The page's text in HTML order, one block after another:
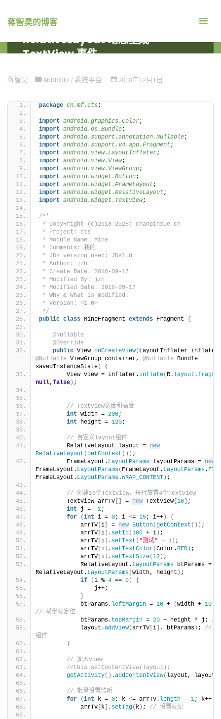
蒋智昊的博客
Android Fragment
RelativeLayout 动态生成
TextView 事件
RELATIVELAYOUT 动态生成TEXTVIEW 事件
蒋智昊 ANDROID / 系统平台 2018年12月1日
package cn.mf.cts;
import android.graphics.Color;
import android.os.Bundle;
import android.support.annotation.Nullable;
import android.support.v4.app.Fragment;
import android.view.LayoutInflater;
import android.view.View;
import android.view.ViewGroup;
import android.widget.Button;
import android.widget.FrameLayout;
import android.widget.RelativeLayout;
import android.widget.TextView;
/**
* CopyRright (c)2018-2028: chanpinxue.cn
* Project: cts
* Module Name: Mine
* Comments: 我的
* JDK version used: JDK1.8
* Author: jzh
* Create Date: 2018-09-17
* Modified By: jzh
* Modified Date: 2018-09-17
* Why & What is modified:
* Version: <1.0>
*/
public class MineFragment extends Fragment {
@Nullable
@Override
public View onCreateView(
@Nullable ViewGroup container, @Nullable Bundle
savedInstanceState )
{
        View view = inflater.
inflate( R. layout .
null,false ) ;
// TextView宽度和高度
int width = 200;
int height = 120;
// 自定义layout组件
        RelativeLayout layout =
new
RelativeLayout (getContext ()) ;
        FrameLayout.
LayoutParams layoutParams = new
FrameLayout. LayoutParams( FrameLayout. LayoutParams.
FrameLayout. LayoutParams.WRAP_CONTENT ) ;
// 创建16个TextView，每行放置4个TextView
        TextView arrTV
= new TextView [16
;
int j = -1;
for
(int i = 0; i <= 15; i++ )
{
            arrTV
[i = new Button(getContext ()) ;
            arrTV
[i . setId(100 + i ) ;
            arrTV
[i . setText ( "测试" + i ) ;
            arrTV
[i . setTextColor(Color. RED ) ;
            arrTV
[i . setTextSize(12 ) ;
            RelativeLayout.
LayoutParams btParams =
RelativeLayout. LayoutParams(width, height ) ;
if
(i % 4 == 0 )
{
                j++;
}
            btParams.
leftMargin = 10 + (width + 10
// 横坐标定位
            btParams.
topMargin = 20 + height * j; //
            layout.
addView(arrTV [i , btParams ) ; // 加
组件
}
// 加入view
//this.setContentView(layout);
getActivity() .addContentView( layout,
// 批量设置监听
for
(int k = 0; k <= arrTV. length - 1; k++
            arrTV
k . setTag( k ) ; // 设置标记